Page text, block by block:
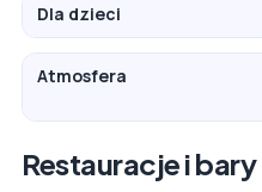
Dla dzieci
Atmosfera
Restauracje i